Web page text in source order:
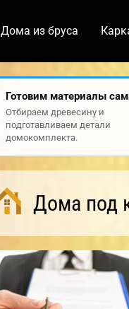
Дома из бруса
Готовим материалы
Отбираем древесину и
подготавливаем детали
домокомплекта.
Дома под